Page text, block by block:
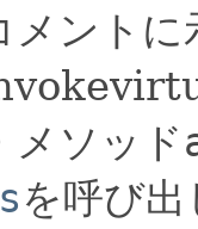
メント
メソッド
を呼び